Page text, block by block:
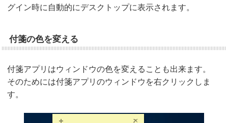
グイン時に自動的にデスクトップに表示されます。
付箋の色を変える
付箋アプリはウィンドウの色を変えることも出来ます。
そのためには付箋アプリのウィンドウを右クリックしま
す。